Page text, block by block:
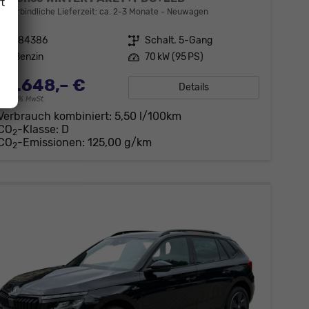
unverbindliche Lieferzeit: ca. 2-3 Monate Neuwagen
184386 Getriebe Schalt. 5-Gang
Benzin Leistung 70 kW (95 PS)
21.648,– €
incl. 19% MwSt.
Details
kombiniert: 5,50 l/100km
2-Klasse: D
2-Emissionen: 125,00 g/km